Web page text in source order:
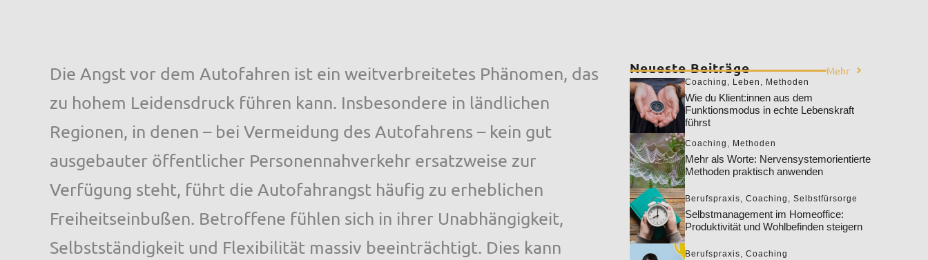
Die Angst vor dem Autofahren ist ein weitverbreitetes Phänomen, das
zu hohem Leidensdruck führen kann. Insbesondere in ländlichen
Regionen, in denen – bei Vermeidung des Autofahrens – kein gut
ausgebauter öffentlicher Personennahverkehr ersatzweise zur
Verfügung steht, führt die Autofahrangst häufig zu erheblichen
Freiheitseinbußen. Betroffene fühlen sich in ihrer Unabhängigkeit,
Selbstständigkeit und Flexibilität massiv beeinträchtigt. Dies kann
Neueste Beiträge Mehr
Coaching , Leben , Methoden
Wie du Klient:innen aus dem
Funktionsmodus in echte Lebenskraft
führst
Coaching , Methoden
Mehr als Worte: Nervensystemorientierte
Methoden praktisch anwenden
Berufspraxis, Coaching , Selbstfürsorge
Selbstmanagement im Homeoffice:
Produktivität und Wohlbefinden steigern
Berufspraxis, Coaching